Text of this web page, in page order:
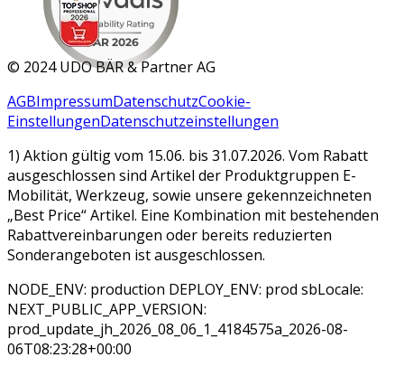
MAR 2026
© 2024 UDO BÄR & Partner AG
AGBImpressumDatenschutzCookie-
EinstellungenDatenschutzeinstellungen
1) Aktion gültig vom 15.06. bis 31.07.2026. Vom Rabatt
ausgeschlossen sind Artikel der Produktgruppen E-
Mobilität, Werkzeug, sowie unsere gekennzeichneten
„Best Price“ Artikel. Eine Kombination mit bestehenden
Rabattvereinbarungen oder bereits reduzierten
Sonderangeboten ist ausgeschlossen.
NODE_ENV: production DEPLOY_ENV: prod sbLocale:
NEXT_PUBLIC_APP_VERSION:
prod_update_jh_2026_08_06_1_4184575a_2026-08-
06T08:23:28+00:00